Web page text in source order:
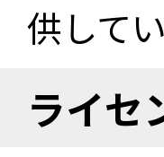
供してい
ライセ